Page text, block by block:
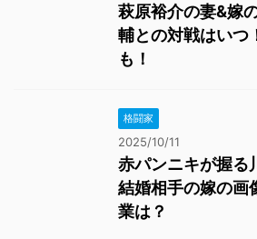
萩原裕介の妻&嫁
輔との対戦はいつ
も！
格闘家
2025/10/11
赤パンニキが握る
結婚相手の嫁の画
業は？